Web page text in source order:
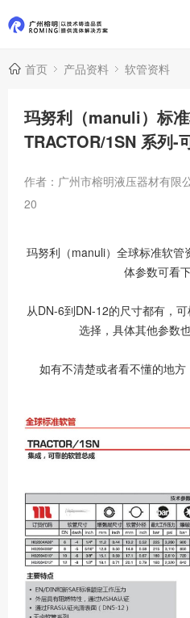
首页 产品资料 软管资料
玛努利（manuli）标
TRACTOR/1SN 系列-
作者：广州市榕明液压器材有限
20
玛努利（manuli）全球标准软管
体参数可看
从DN-6到DN-12的尺寸都有，
选择，具体其他参数
如有不清楚或者看不懂的地方